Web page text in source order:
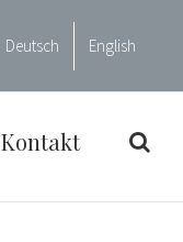
Deutsch English
Kontakt